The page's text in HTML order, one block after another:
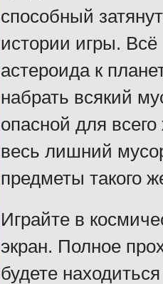
способный
истории игры.
астероида к
набрать всякий
опасной для
весь лишний
предметы такого
Играйте в
экран. Полное
будете